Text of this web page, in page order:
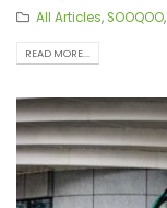
All Articles, SOOQOO,
READ MORE...